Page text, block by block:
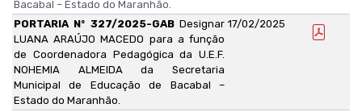
Bacabal – Estado do Maranhão.
PORTARIA Nº 327/2025-GAB Designar
LUANA ARAÚJO MACEDO para a função
de Coordenadora Pedagógica da U.E.F.
NOHEMIA ALMEIDA da Secretaria
Municipal de Educação de Bacabal –
Estado do Maranhão.
17/02/2025